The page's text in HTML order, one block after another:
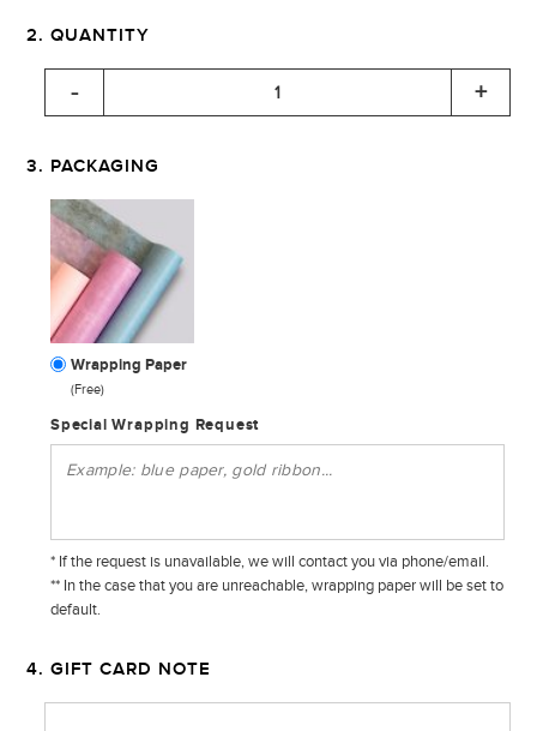
2. QUANTITY
3. PACKAGING
Wrapping Paper
(Free)
Special Wrapping Request
* If the request is unavailable, we will contact you via phone/email.
** In the case that you are unreachable, wrapping paper will be set to
default.
4. GIFT CARD NOTE